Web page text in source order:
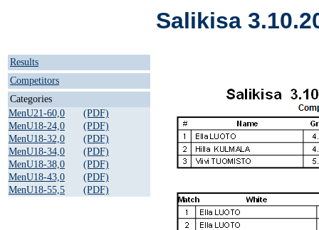
Salikisa
Results
Competitors
Categories
MenU21-60,0
(PDF)
MenU18-24,0
(PDF)
MenU18-32,0
(PDF)
MenU18-34,0
(PDF)
MenU18-38,0
(PDF)
MenU18-43,0
(PDF)
MenU18-55,5
(PDF)